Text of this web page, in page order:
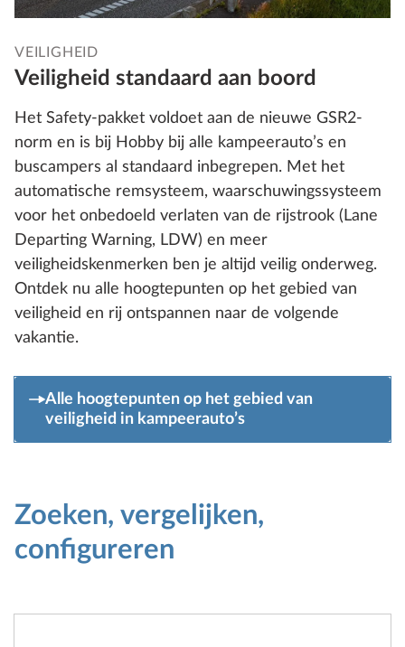
VEILIGHEID
Veiligheid standaard aan boord
Het Safety-pakket voldoet aan de nieuwe GSR2-
norm en is bij Hobby bij alle kampeerauto’s en
buscampers al standaard inbegrepen. Met het
automatische remsysteem, waarschuwingssysteem
voor het onbedoeld verlaten van de rijstrook (Lane
Departing Warning, LDW) en meer
veiligheidskenmerken ben je altijd veilig onderweg.
Ontdek nu alle hoogtepunten op het gebied van
veiligheid en rij ontspannen naar de volgende
vakantie.
Alle hoogtepunten op het gebied van
veiligheid in kampeerauto’s
Zoeken, vergelijken,
configureren